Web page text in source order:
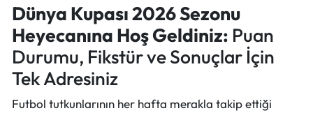
Dünya Kupası 2026 Sezonu
Heyecanına Hoş Geldiniz: Puan
Durumu, Fikstür ve Sonuçlar İçin
Tek Adresiniz
Futbol tutkunlarının her hafta merakla takip ettiği